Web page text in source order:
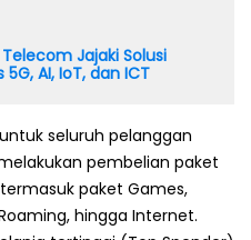
Jajaki Solusi
AI, IoT, dan ICT
seluruh pelanggan
pembelian paket
paket Games,
hingga Internet.